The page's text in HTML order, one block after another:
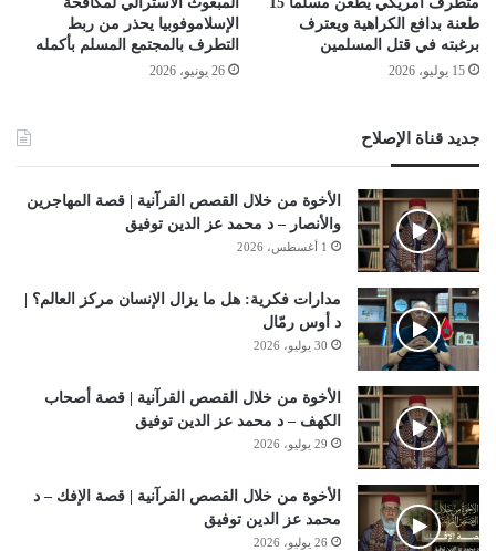
طعنة بدافع الكراهية ويعترف
برغبته في قتل المسلمين
15 يوليو، 2026
الإسلاموفوبيا يحذر من ربط
التطرف بالمجتمع المسلم بأكمله
26 يونيو، 2026
جديد قناة الإصلاح
الأخوة من خلال القصص القرآنية | قصة المهاجرين
والأنصار – د محمد عز الدين توفيق
1 أغسطس، 2026
مدارات فكرية: هل ما يزال الإنسان مركز العالم؟ |
د أوس رمّال
30 يوليو، 2026
الأخوة من خلال القصص القرآنية | قصة أصحاب
الكهف – د محمد عز الدين توفيق
29 يوليو، 2026
الأخوة من خلال القصص القرآنية | قصة الإفك – د
محمد عز الدين توفيق
26 يوليو، 2026